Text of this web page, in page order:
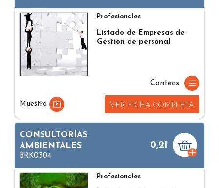
Profesionales
Listado de Empresas de
Gestion de personal
Conteos
Muestra VER FICHA COMPLETA
CONSULTORÍAS
AMBIENTALES
BRK0304
0,21
Profesionales